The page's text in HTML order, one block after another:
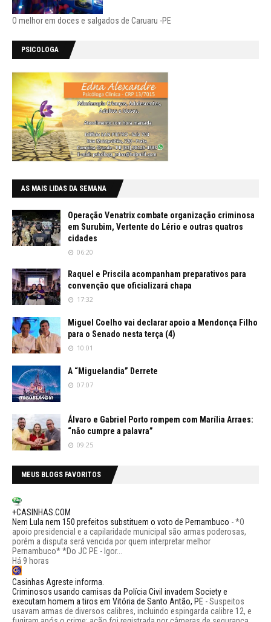
O melhor em doces e salgados de Caruaru -PE
PSICOLOGA
AS MAIS LIDAS DA SEMANA
Operação Venatrix combate organização criminosa
em Surubim, Vertente do Lério e outras quatros
cidades
06:20
Raquel e Priscila acompanham preparativos para
convenção que oficializará chapa
17:32
Miguel Coelho vai declarar apoio a Mendonça Filho
para o Senado nesta terça (4)
10:01
A “Miguelandia” Derrete
07:07
Álvaro e Gabriel Porto rompem com Marília Arraes:
“não cumpre a palavra”
09:25
MEUS BLOGS FAVORITOS
+CASINHAS.COM
Nem Lula nem 150 prefeitos substituem o voto de Pernambuco -*O
apoio presidencial e a capilaridade municipal são armas poderosas,
porém a disputa será vencida por quem interpretar melhor
Pernambuco* *Do JC PE - Igor...
Há 9 horas
Casinhas Agreste informa.
Criminosos usando camisas da Polícia Civil invadem Society e
executam homem a tiros em Vitória de Santo Antão, PE -Suspeitos
usavam armas de diversos calibres, incluindo espingarda calibre 12, e